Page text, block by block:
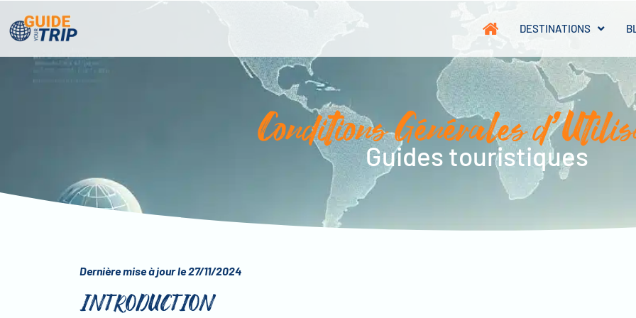
DESTINATIONS
Conditions Générales
Guides touristiques
Dernière mise à jour le 27/11/2024
INTRODUCTION